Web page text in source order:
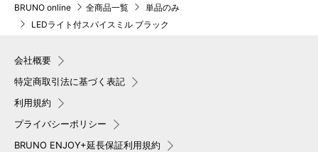
BRUNO online 全商品一覧
単品のみ
LEDライト付スパイスミル ブラック
会社概要
特定商取引法に基づく表記
利用規約
プライバシーポリシー
BRUNO ENJOY+延長保証利用規約